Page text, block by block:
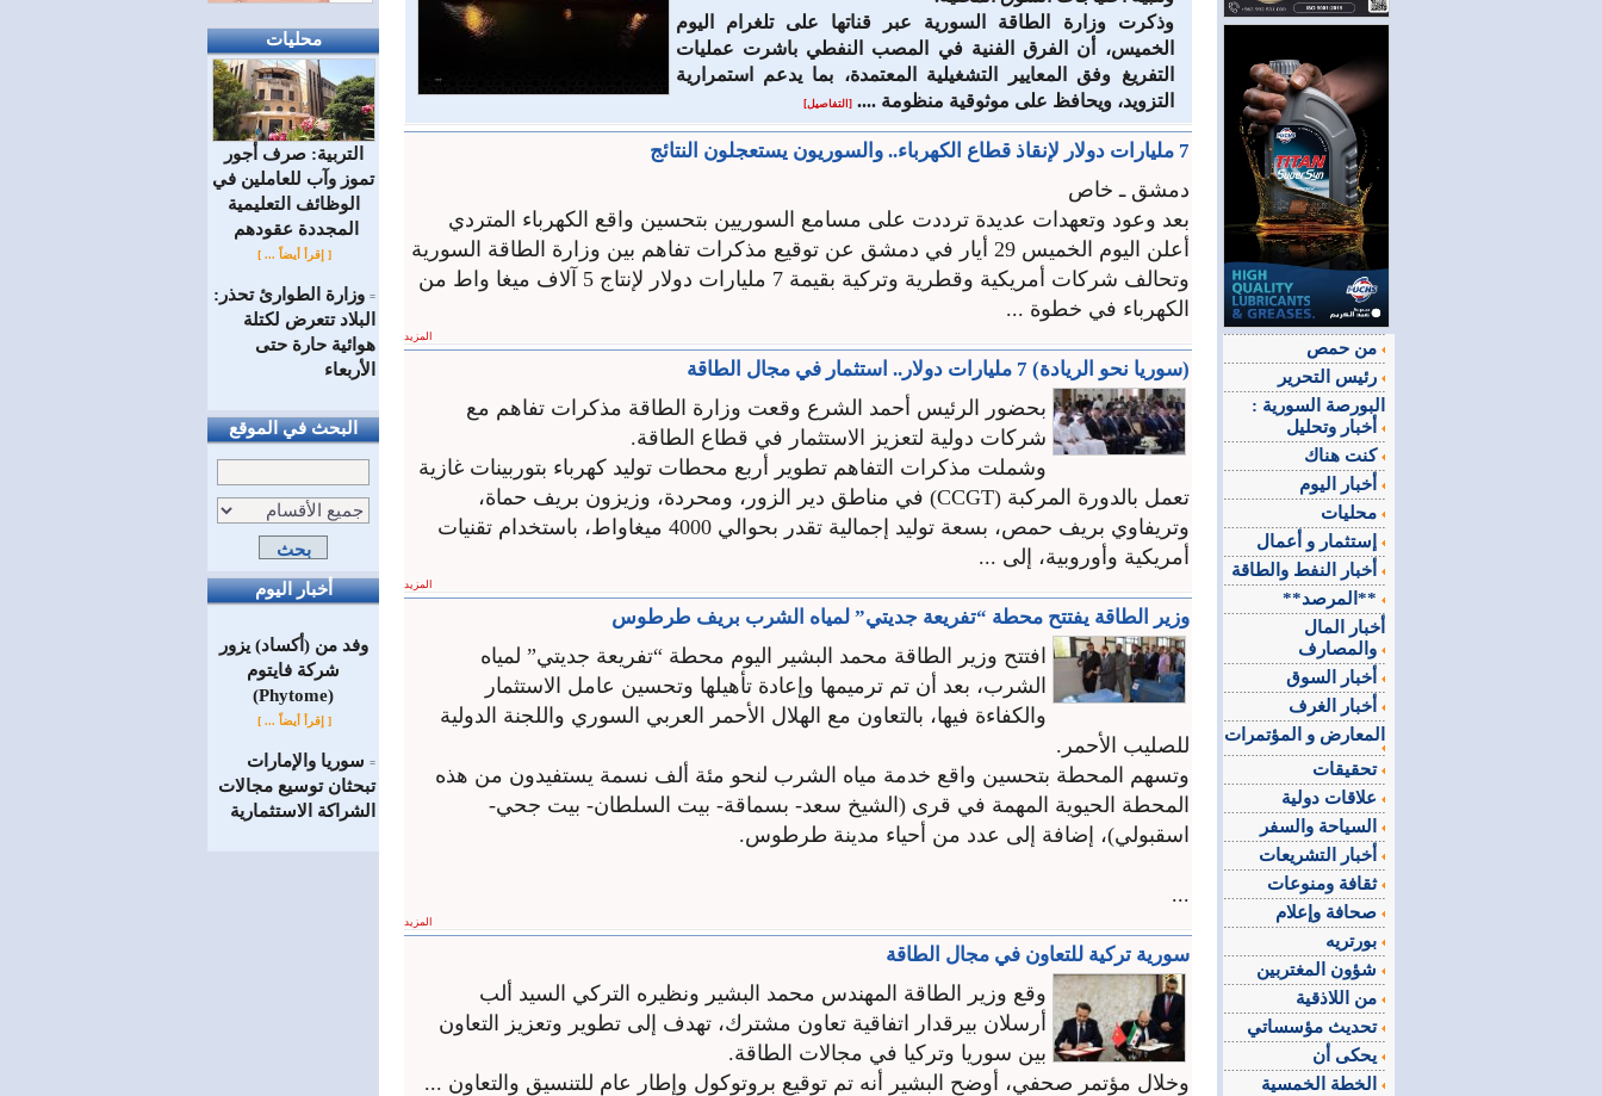
محليات
التربية: صرف أجور
تموز وآب للعاملين في
الوظائف ‏التعليمية
المجددة عقودهم ‏
[ إقرأ أيضاً ... ]
= وزارة الطوارئ تحذر:
البلاد تتعرض لكتلة
هوائية حارة حتى
الأربعاء
البحث في الموقع
أخبار اليوم
وفد من (أكساد) يزور
شركة فايتوم
(Phytome)
[ إقرأ أيضاً ... ]
= سوريا والإمارات
تبحثان توسيع مجالات
الشراكة الاستثمارية
وذكرت وزارة الطاقة السورية عبر قناتها على تلغرام اليوم
الخميس، أن الفرق الفنية في المصب النفطي باشرت عمليات
التفريغ وفق المعايير التشغيلية المعتمدة، بما يدعم استمرارية
التزويد، ويحافظ على موثوقية منظومة ....[التفاصيل]
7 مليارات دولار لإنقاذ قطاع الكهرباء.. والسوريون يستعجلون النتائج
دمشق ـ خاص
بعد وعود وتعهدات عديدة ترددت على مسامع السوريين بتحسين واقع الكهرباء المتردي
أعلن اليوم الخميس 29 أيار في دمشق عن توقيع مذكرات تفاهم بين وزارة الطاقة السورية
وتحالف شركات أمريكية وقطرية وتركية بقيمة 7 مليارات دولار لإنتاج 5 آلاف ميغا واط من
الكهرباء في خطوة ...
المزيد
(سوريا نحو الريادة) 7 مليارات دولار.. استثمار في مجال الطاقة
بحضور الرئيس أحمد الشرع وقعت وزارة الطاقة مذكرات تفاهم مع
شركات دولية لتعزيز الاستثمار في قطاع الطاقة.
وشملت مذكرات التفاهم تطوير أربع محطات توليد كهرباء بتوربينات غازية
تعمل بالدورة المركبة (CCGT) في مناطق دير الزور، ومحردة، وزيزون بريف حماة،
وتريفاوي بريف حمص، بسعة توليد إجمالية تقدر بحوالي 4000 ميغاواط، باستخدام تقنيات
أمريكية وأوروبية، إلى ...
المزيد
وزير الطاقة يفتتح محطة “تفريعة جديتي” لمياه الشرب بريف طرطوس
افتتح وزير الطاقة محمد البشير اليوم محطة “تفريعة جديتي” لمياه
الشرب، بعد أن تم ترميمها وإعادة تأهيلها وتحسين عامل الاستثمار
والكفاءة فيها، بالتعاون مع الهلال الأحمر العربي السوري واللجنة الدولية
للصليب الأحمر.
وتسهم المحطة بتحسين واقع خدمة مياه الشرب لنحو مئة ألف نسمة يستفيدون من هذه
المحطة الحيوية المهمة في قرى (الشيخ سعد- بسماقة- بيت السلطان- بيت جحي-
اسقبولي)، إضافة إلى عدد من أحياء مدينة طرطوس.
...
المزيد
سورية تركية للتعاون في مجال الطاقة
وقع وزير الطاقة المهندس محمد البشير ونظيره التركي السيد ألب
أرسلان بيرقدار اتفاقية تعاون مشترك، تهدف إلى تطوير وتعزيز التعاون
بين سوريا وتركيا في مجالات الطاقة.
وخلال مؤتمر صحفي، أوضح البشير أنه تم توقيع بروتوكول وإطار عام للتنسيق والتعاون ...
البورصة السورية :
كنت هناك
**المرصد**
أخبار المال
المعارض و المؤتمرات
تحقيقات
ثقافة ومنوعات
تحديث مؤسساتي